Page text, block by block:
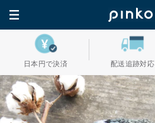
日本円で決済 配送追跡対応